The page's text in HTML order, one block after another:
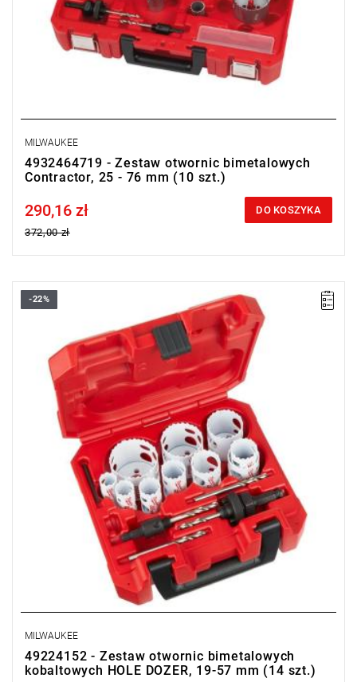
MILWAUKEE
4932464719 - Zestaw otwornic bimetalowych
Contractor, 25 - 76 mm (10 szt.)
Price tax included
290,16 zł
372,00 zł
DO KOSZYKA
• Zawiera:
- otwornice: 19-22-25-29-32-35-38-44-51-57 mm
- trzpień do otwornic Ø 14 – 30 mm
- trzpień do otwornic Ø 32 – 152 mm
- 2 x wiertło prowadzące
- 1/8" klucz hex.
-22%
MILWAUKEE
49224152 - Zestaw otwornic bimetalowych
kobaltowych HOLE DOZER, 19-57 mm (14 szt.)